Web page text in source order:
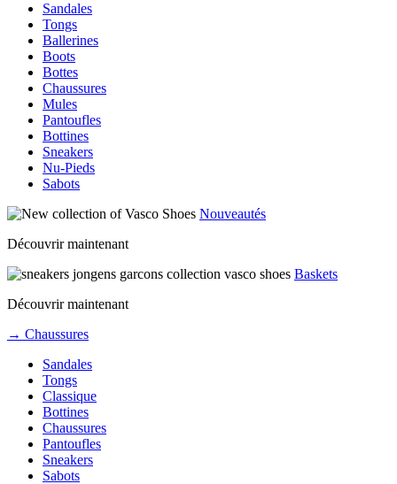
Sandales
Tongs
Ballerines
Boots
Bottes
Chaussures
Mules
Pantoufles
Bottines
Sneakers
Nu-Pieds
Sabots
Nouveautés
Découvrir maintenant
Baskets
Découvrir maintenant
→ Chaussures
Sandales
Tongs
Classique
Bottines
Chaussures
Pantoufles
Sneakers
Sabots